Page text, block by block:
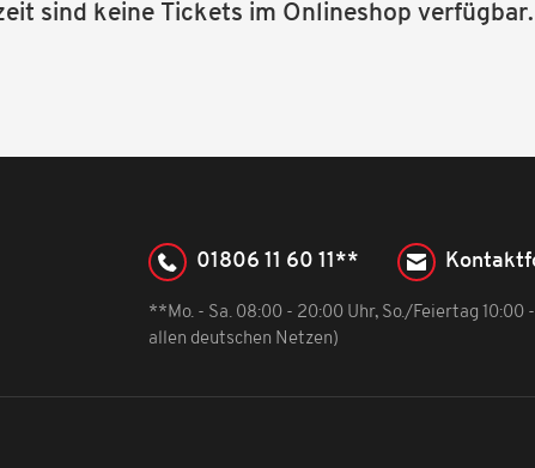
sind keine Tickets im Onlineshop verfügbar.
01806 11 60 11**
**Mo. - Sa. 08:00 - 20:00 Uhr, So./Feiertag
allen deutschen Netzen)